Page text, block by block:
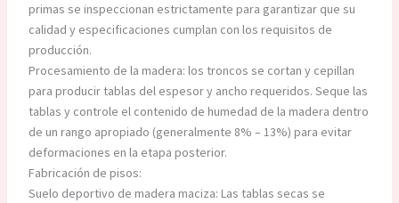
primas se inspeccionan estrictamente para garantizar que su
calidad y especificaciones cumplan con los requisitos de
producción.
Procesamiento de la madera: los troncos se cortan y cepillan
para producir tablas del espesor y ancho requeridos. Seque las
tablas y controle el contenido de humedad de la madera dentro
de un rango apropiado (generalmente 8% – 13%) para evitar
deformaciones en la etapa posterior.
Fabricación de pisos:
Suelo deportivo de madera maciza: Las tablas secas se